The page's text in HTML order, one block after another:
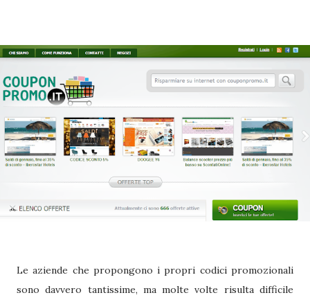
Le aziende che propongono i propri codici promozionali
sono davvero tantissime, ma molte volte risulta difficile